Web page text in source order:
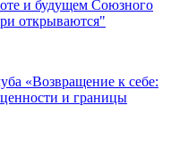
и будущем Союзного
открываются"
«Возвращение к себе:
и границы